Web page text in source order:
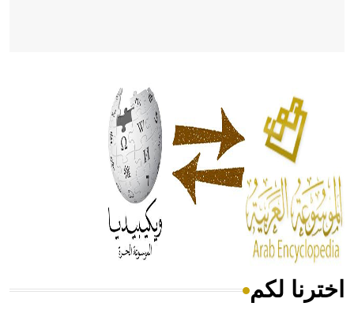
الحكم، الأدلة، تنظيم التغذية، ورسالته في جروح الرأس. ويعود
له الفضل بأنه حرر الطب من الدين والفلسفة.
- هل تعلم أن المرجان إفراز حيواني يتكون في البحر ويتركب
من مادة كربونات الكلسيوم، وهو أحمر أو شديد الحمرة وهو
أجود أنواعه، ويمتاز بكبر الحجم ويسمى الش
هل تعلم أن الأبسيد كلمة فرنسية اللفظ تم اعتمادها مصطلحاً
اخترنا لكم